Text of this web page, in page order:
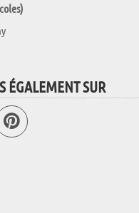
ÉGALEMENT SUR